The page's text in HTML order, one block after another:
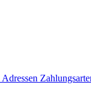
Adressen